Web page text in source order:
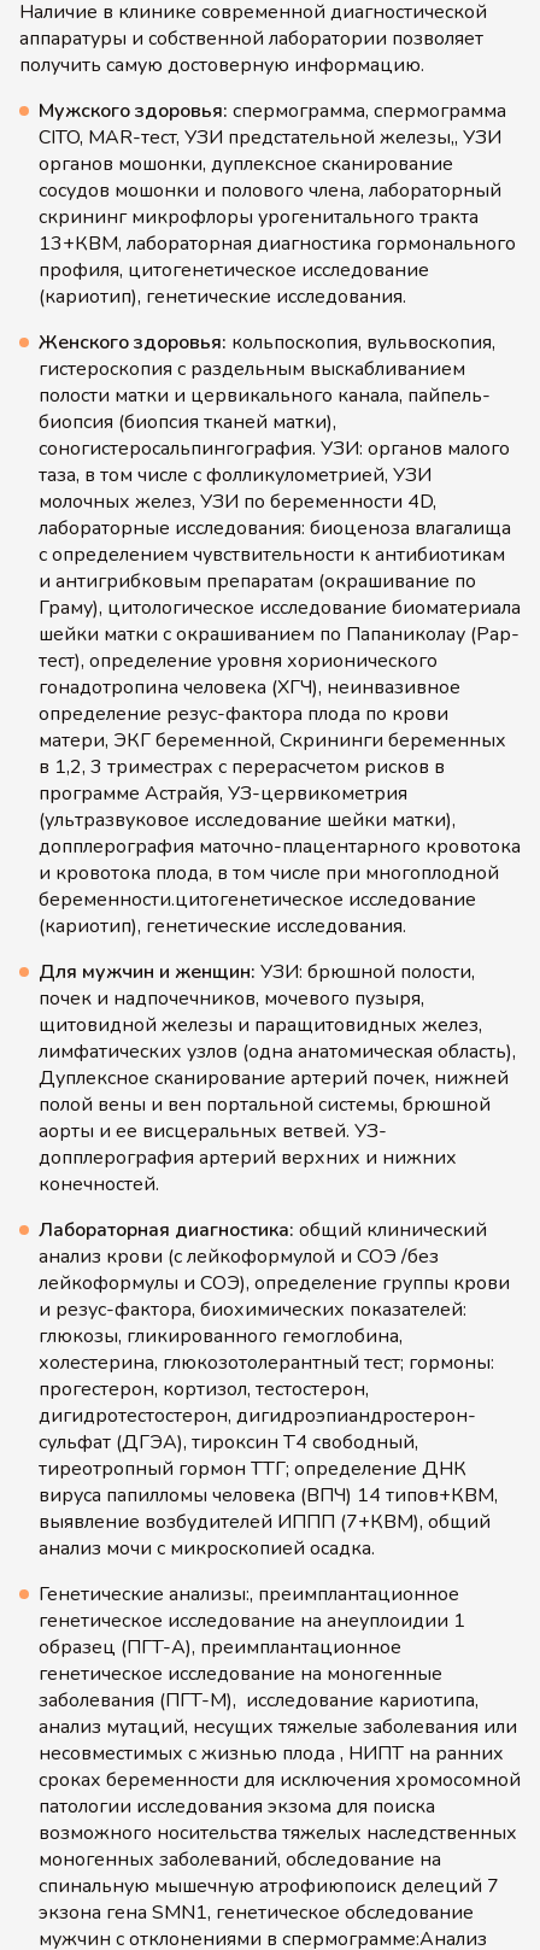
Наличие в клинике современной диагностической
аппаратуры и собственной лаборатории позволяет
получить самую достоверную информацию.
Мужского здоровья: спермограмма, спермограмма
CITO, MAR-тест, УЗИ предстательной железы,, УЗИ
органов мошонки, дуплексное сканирование
сосудов мошонки и полового члена, лабораторный
скрининг микрофлоры урогенитального тракта
13+КВМ, лабораторная диагностика гормонального
профиля, цитогенетическое исследование
(кариотип), генетические исследования.
Женского здоровья: кольпоскопия, вульвоскопия,
гистероскопия с раздельным выскабливанием
полости матки и цервикального канала, пайпель-
биопсия (биопсия тканей матки),
соногистеросальпингография. УЗИ: органов малого
таза, в том числе с фолликулометрией, УЗИ
молочных желез, УЗИ по беременности 4D,
лабораторные исследования: биоценоза влагалища
с определением чувствительности к антибиотикам
и антигрибковым препаратам (окрашивание по
Граму), цитологическое исследование биоматериала
шейки матки с окрашиванием по Папаниколау (Рар-
тест), определение уровня хорионического
гонадотропина человека (ХГЧ), неинвазивное
определение резус-фактора плода по крови
матери, ЭКГ беременной, Скрининги беременных
в 1,2, 3 триместрах с перерасчетом рисков в
программе Астрайя, УЗ-цервикометрия
(ультразвуковое исследование шейки матки),
допплерография маточно-плацентарного кровотока
и кровотока плода, в том числе при многоплодной
беременности.цитогенетическое исследование
(кариотип), генетические исследования.
Для мужчин и женщин: УЗИ: брюшной полости,
почек и надпочечников, мочевого пузыря,
щитовидной железы и паращитовидных желез,
лимфатических узлов (одна анатомическая область),
Дуплексное сканирование артерий почек, нижней
полой вены и вен портальной системы, брюшной
аорты и ее висцеральных ветвей. УЗ-
допплерография артерий верхних и нижних
конечностей.
Лабораторная диагностика: общий клинический
анализ крови (с лейкоформулой и СОЭ /без
лейкоформулы и СОЭ), определение группы крови
и резус-фактора, биохимических показателей:
глюкозы, гликированного гемоглобина,
холестерина, глюкозотолерантный тест; гормоны:
прогестерон, кортизол, тестостерон,
дигидротестостерон, дигидроэпиандростерон-
сульфат (ДГЭА), тироксин Т4 свободный,
тиреотропный гормон ТТГ; определение ДНК
вируса папилломы человека (ВПЧ) 14 типов+КВМ,
выявление возбудителей ИППП (7+КВМ), общий
анализ мочи с микроскопией осадка.
Генетические анализы:, преимплантационное
генетическое исследование на анеуплоидии 1
образец (ПГТ-А), преимплантационное
генетическое исследование на моногенные
заболевания (ПГТ-М), исследование кариотипа,
анализ мутаций, несущих тяжелые заболевания или
несовместимых с жизнью плода , НИПТ на ранних
сроках беременности для исключения хромосомной
патологии исследования экзома для поиска
возможного носительства тяжелых наследственных
моногенных заболеваний, обследование на
спинальную мышечную атрофиюпоиск делеций 7
экзона гена SMN1, генетическое обследование
мужчин с отклонениями в спермограмме:Анализ